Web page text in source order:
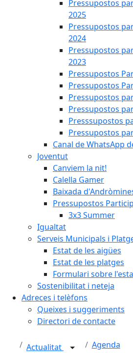
Pressupostos
2025
Pressupostos
2024
Pressupostos
2023
Pressupostos
Pressupostos
Pressupostos
Pressupostos
Presssupostos
Pressupostos
Canal de WhatsApp
Joventut
Canviem la nit!
Calella Gamer
Baixada
Pressupostos
3x3 Summer
Igualtat
Serveis Municipals i
Estat de les aigües
Estat de les platges
Formulari sobre
Sostenibilitat i neteja
Adreces i telèfons
Queixes i suggeriments
Directori de contacte
Actualitat Agenda